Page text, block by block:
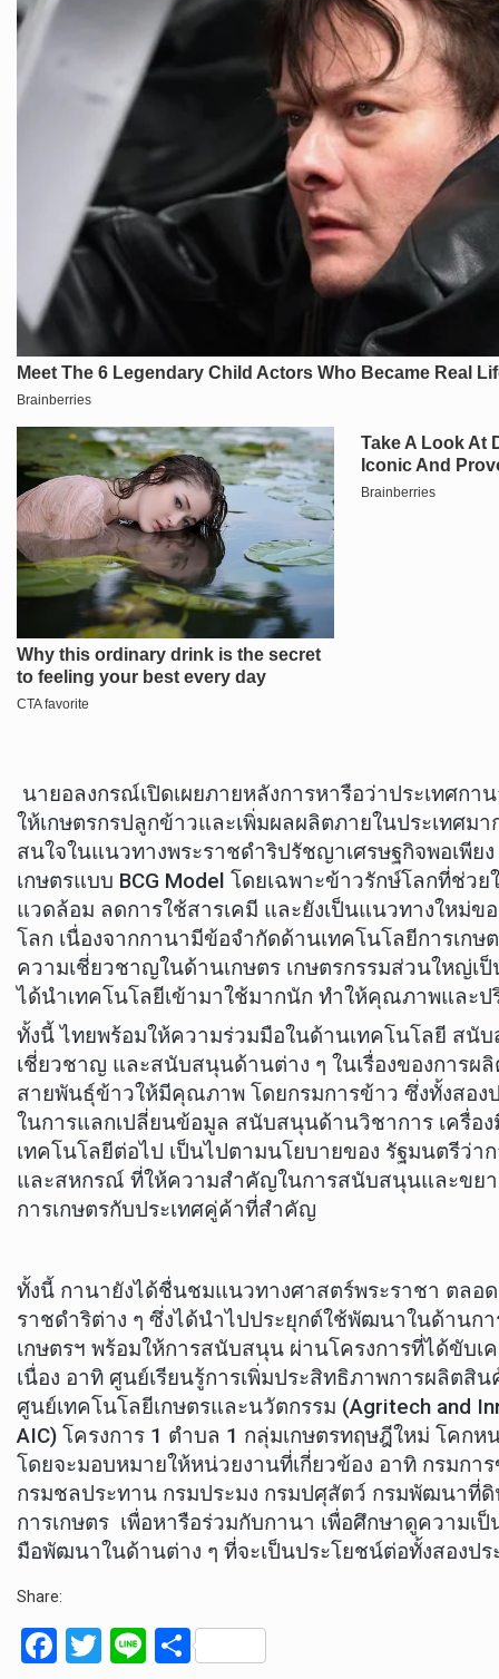
นายอลงกรณ์เปิดเผยภายหลังการหารือว่าประเทศกา
ให้เกษตรกรปลูกข้าวและเพิ่มผลผลิตภายในประเทศม
สนใจในแนวทางพระราชดำริปรัชญาเศรษฐกิจพอเพีย
เกษตรแบบ BCG Model โดยเฉพาะข้าวรักษ์โลกที่ช่วย
แวดล้อม ลดการใช้สารเคมี และยังเป็นแนวทางใหม่ข
โลก เนื่องจากกานามีข้อจำกัดด้านเทคโนโลยีการเกษ
ความเชี่ยวชาญในด้านเกษตร เกษตรกรรมส่วนใหญ่เป็
ได้นำเทคโนโลยีเข้ามาใช้มากนัก ทำให้คุณภาพและ
ทั้งนี้ ไทยพร้อมให้ความร่วมมือในด้านเทคโนโลยี สนั
เชี่ยวชาญ และสนับสนุนด้านต่าง ๆ ในเรื่องของการผ
สายพันธุ์ข้าวให้มีคุณภาพ โดยกรมการข้าว ซึ่งทั้งสอง
ในการแลกเปลี่ยนข้อมูล สนับสนุนด้านวิชาการ เครื่อง
เทคโนโลยีต่อไป เป็นไปตามนโยบายของ รัฐมนตรีว่าก
และสหกรณ์ ที่ให้ความสำคัญในการสนับสนุนและขย
การเกษตรกับประเทศคู่ค้าที่สำคัญ
ทั้งนี้ กานายังได้ชื่นชมแนวทางศาสตร์พระราชา ตลอ
ราชดำริต่าง ๆ ซึ่งได้นำไปประยุกต์ใช้พัฒนาในด้านกา
เกษตรฯ พร้อมให้การสนับสนุน ผ่านโครงการที่ได้ขับเ
เนื่อง อาทิ ศูนย์เรียนรู้การเพิ่มประสิทธิภาพการผลิตสิน
ศูนย์เทคโนโลยีเกษตรและนวัตกรรม (Agritech and
AIC) โครงการ 1 ตำบล 1 กลุ่มเกษตรทฤษฎีใหม่ โคกห
โดยจะมอบหมายให้หน่วยงานที่เกี่ยวข้อง อาทิ กรมกา
กรมชลประทาน กรมประมง กรมปศุสัตว์ กรมพัฒนาที่ดิ
การเกษตร เพื่อหารือร่วมกับกานา เพื่อศึกษาดูความเ
มือพัฒนาในด้านต่าง ๆ ที่จะเป็นประโยชน์ต่อทั้งสองปร
Share:
F
T
Li S